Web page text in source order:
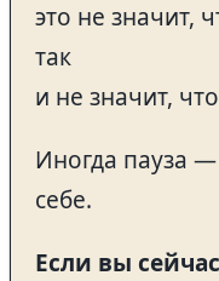
это не значит,
так
и не значит,
Иногда пауза —
себе.
Если вы